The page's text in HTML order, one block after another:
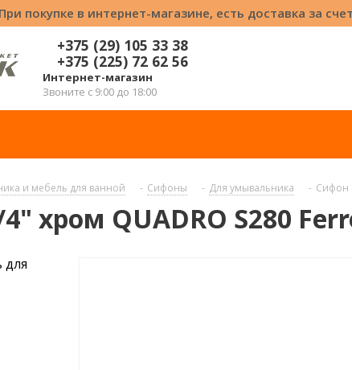
При покупке в интернет-магазине, есть доставка за
+375 (29) 105 33 38
+375 (225) 72 62 56
Интернет-магазин
Звоните с 9:00 до 18:00
и мебель для ванной - Сифоны - Для умывальника - Сифон
хром QUADRO S280
для